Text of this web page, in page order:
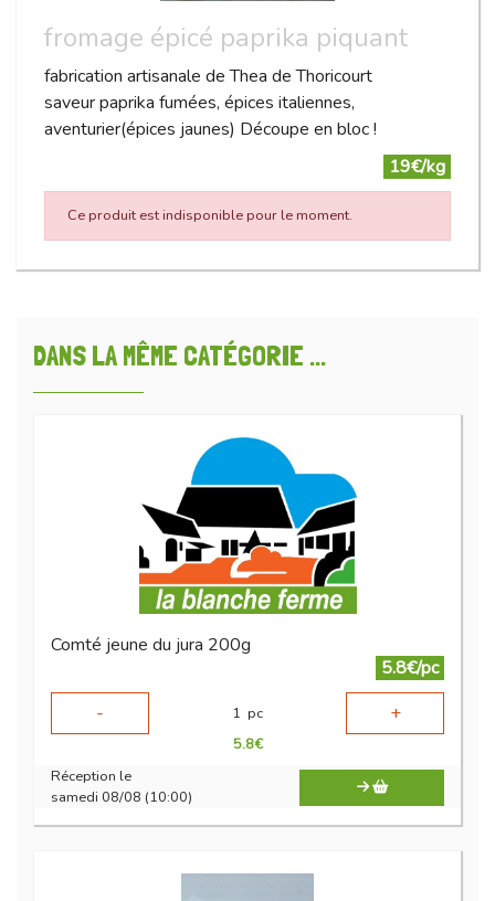
fromage épicé paprika piquant
fabrication artisanale de Thea de Thoricourt
saveur paprika fumées, épices italiennes,
aventurier(épices jaunes) Découpe en bloc !
19€/kg
Ce produit est indisponible pour le moment.
DANS LA MÊME CATÉGORIE ...
Comté jeune du jura 200g
5.8€/pc
-
1 pc +
5.8€
Réception le
samedi 08/08 (10:00)